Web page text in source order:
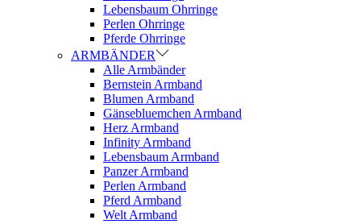
Lebensbaum Ohrringe
Perlen Ohrringe
Pferde Ohrringe
ARMBÄNDER
Alle Armbänder
Bernstein Armband
Blumen Armband
Gänsebluemchen Armband
Herz Armband
Infinity Armband
Lebensbaum Armband
Panzer Armband
Perlen Armband
Pferd Armband
Welt Armband